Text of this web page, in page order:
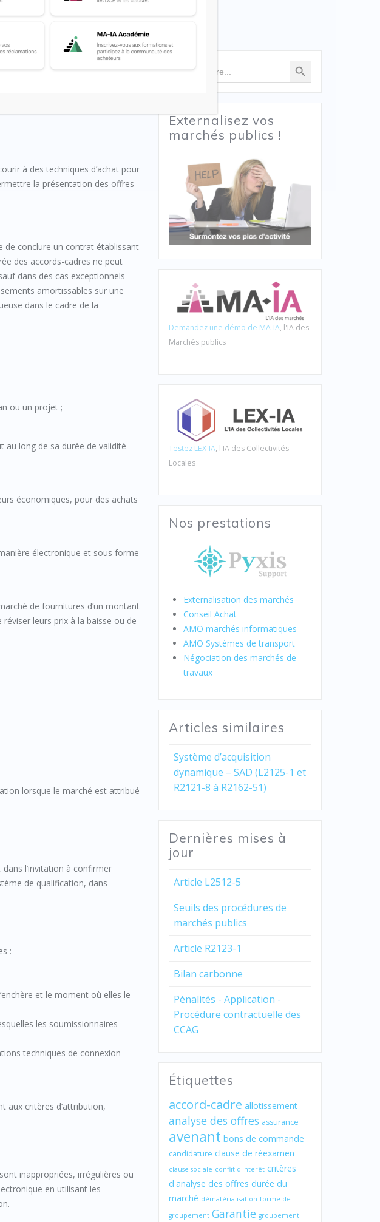
à des techniques d’achat pour
la présentation des offres
de conclure un contrat établissant
des accords-cadres ne peut
dans des cas exceptionnels
amortissables sur une
dans le cadre de la
ou un projet ;
au long de sa durée de validité
économiques, pour des achats
électronique et sous forme
de fournitures d’un montant
leurs prix à la baisse ou de
lorsque le marché est attribué
l’invitation à confirmer
de qualification, dans
:
et le moment où elles le
les soumissionnaires
techniques de connexion
aux critères d’attribution,
inappropriées, irrégulières ou
en utilisant les
for:
Search Button
Externalisez vos
marchés publics !
Demandez une démo de MA-IA, l'IA des
Marchés publics
Testez LEX-IA, l'IA des Collectivités
Locales
Nos prestations
Externalisation des marchés
Conseil Achat
AMO marchés informatiques
AMO Systèmes de transport
Négociation des marchés de
travaux
Articles similaires
Système d’acquisition
dynamique – SAD (L2125-1 et
R2121-8 à R2162-51)
Dernières mises à
jour
Article L2512-5
Seuils des procédures de
marchés publics
Article R2123-1
Bilan carbonne
Pénalités - Application -
Procédure contractuelle des
CCAG
Étiquettes
accord-cadre allotissement
analyse des offres assurance
avenant bons de commande
candidature clause de réexamen
clause sociale conflit d'intérêt critères
d'analyse des offres durée du
marché dématérialisation forme de
groupement Garantie groupement